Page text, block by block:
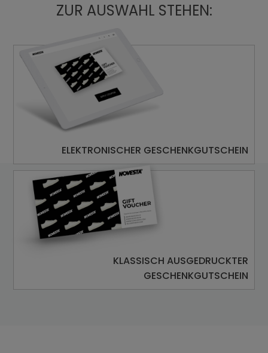
ZUR AUSWAHL STEHEN:
ELEKTRONISCHER GESCHENKGUTSCHEIN
KLASSISCH AUSGEDRUCKTER
GESCHENKGUTSCHEIN